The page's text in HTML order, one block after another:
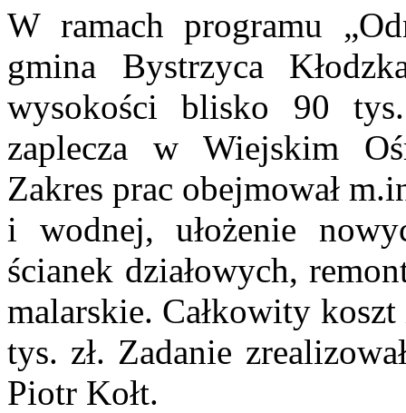
W ramach programu
gmina Bystrzyca
wysokości blisko 90
zaplecza w Wiejskim
Zakres prac obejmował
i wodnej, ułożenie
ścianek działowych,
malarskie. Całkowity
tys. zł. Zadanie
Piotr Kołt.